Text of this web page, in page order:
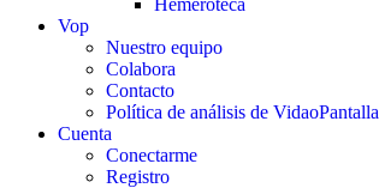
Hemeroteca
Vop
Nuestro equipo
Colabora
Contacto
Política de análisis de VidaoPantalla
Cuenta
Conectarme
Registro